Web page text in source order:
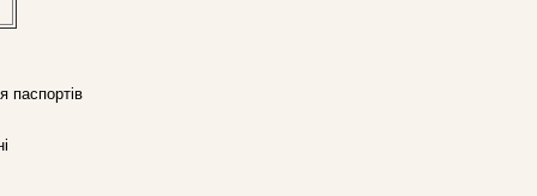
паспортів